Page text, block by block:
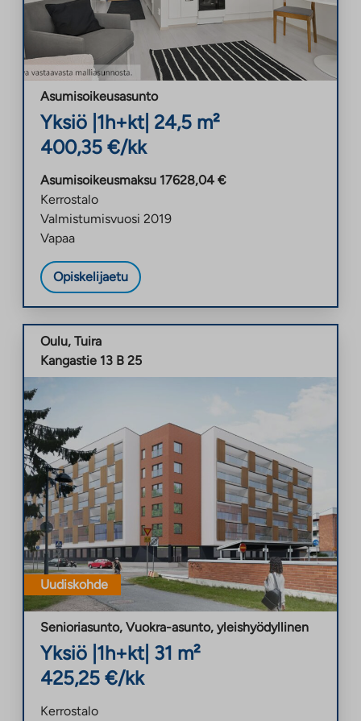
Asumisoikeusasunto
Yksiö 1h+kt| 24,5 m²
400,35 €/kk
Asumisoikeusmaksu 17628,04 €
Kerrostalo
Valmistumisvuosi 2019
Vapaa
Opiskelijaetu
Oulu, Tuira
Kangastie 13 B 25
Uudiskohde
Senioriasunto, Vuokra-asunto, yleishyödyllinen
Yksiö 1h+kt| 31 m²
425,25 €/kk
Kerrostalo